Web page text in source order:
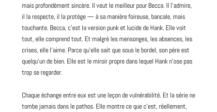
mais profondément sincère. Il veut le meilleur pour Becca. Il l’admire,
il la respecte, il la protège — à sa manière foireuse, bancale, mais
touchante. Becca, c’est la version punk et lucide de Hank. Elle voit
tout, elle comprend tout. Et malgré les mensonges, les absences, les
crises, elle l’aime. Parce qu’elle sait que sous le bordel, son père est
quelqu’un de bien. Elle est le miroir propre dans lequel Hank n’ose pas
trop se regarder.
Chaque échange entre eux est une leçon de vulnérabilité. Et la série ne
tombe jamais dans le pathos. Elle montre ce que c’est, réellement,